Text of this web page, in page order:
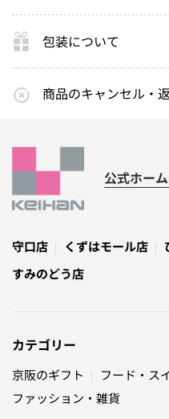
包装について
商品のキャンセル・
公式ホー
守口店 くずはモール店
すみのどう店
カテゴリー
京阪のギフト フード・ス
ファッション・雑貨